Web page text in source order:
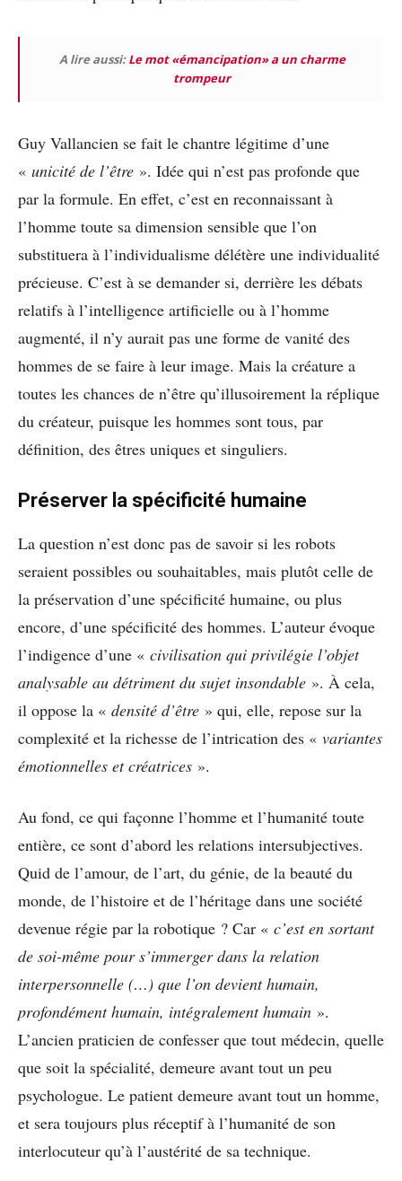
A lire aussi:Le mot «émancipation» a un charme
trompeur
Guy Vallancien se fait le chantre légitime d’une
« unicité de l’être ». Idée qui n’est pas profonde que
par la formule. En effet, c’est en reconnaissant à
l’homme toute sa dimension sensible que l’on
substituera à l’individualisme délétère une individualité
précieuse. C’est à se demander si, derrière les débats
relatifs à l’intelligence artificielle ou à l’homme
augmenté, il n’y aurait pas une forme de vanité des
hommes de se faire à leur image. Mais la créature a
toutes les chances de n’être qu’illusoirement la réplique
du créateur, puisque les hommes sont tous, par
définition, des êtres uniques et singuliers.
Préserver la spécificité humaine
La question n’est donc pas de savoir si les robots
seraient possibles ou souhaitables, mais plutôt celle de
la préservation d’une spécificité humaine, ou plus
encore, d’une spécificité des hommes. L’auteur évoque
l’indigence d’une « civilisation qui privilégie l’objet
analysable au détriment du sujet insondable ». À cela,
il oppose la « densité d’être » qui, elle, repose sur la
complexité et la richesse de l’intrication des « variantes
émotionnelles et créatrices ».
Au fond, ce qui façonne l’homme et l’humanité toute
entière, ce sont d’abord les relations intersubjectives.
Quid de l’amour, de l’art, du génie, de la beauté du
monde, de l’histoire et de l’héritage dans une société
devenue régie par la robotique ? Car « c’est en sortant
de soi-même pour s’immerger dans la relation
interpersonnelle (…) que l’on devient humain,
profondément humain, intégralement humain ».
L’ancien praticien de confesser que tout médecin, quelle
que soit la spécialité, demeure avant tout un peu
psychologue. Le patient demeure avant tout un homme,
et sera toujours plus réceptif à l’humanité de son
interlocuteur qu’à l’austérité de sa technique.